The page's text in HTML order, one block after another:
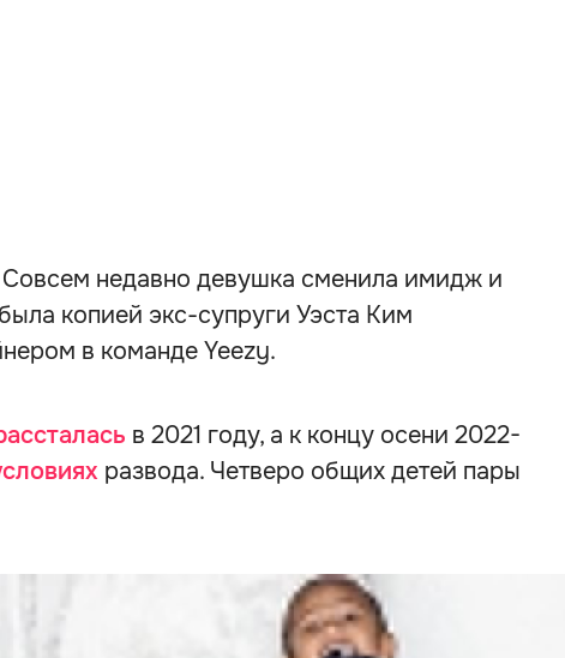
Совсем недавно девушка сменила имидж и
копией экс-супруги Уэста Ким
в команде Yeezy.
в 2021 году, а к концу осени 2022-
развода. Четверо общих детей пары